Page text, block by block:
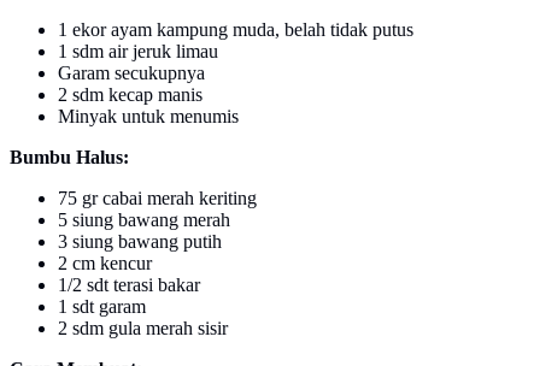
1 ekor ayam kampung muda, belah tidak putus
1 sdm air jeruk limau
Garam secukupnya
2 sdm kecap manis
Minyak untuk menumis
Bumbu Halus:
75 gr cabai merah keriting
5 siung bawang merah
3 siung bawang putih
2 cm kencur
1/2 sdt terasi bakar
1 sdt garam
2 sdm gula merah sisir